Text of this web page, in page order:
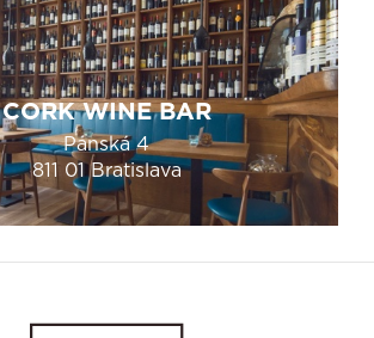
CORK WINE BAR
Panská 4
811 01 Bratislava